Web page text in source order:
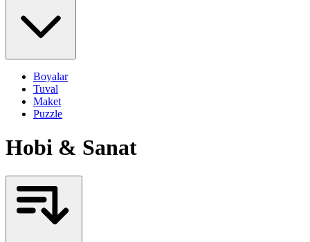
Boyalar
Tuval
Maket
Puzzle
Hobi & Sanat